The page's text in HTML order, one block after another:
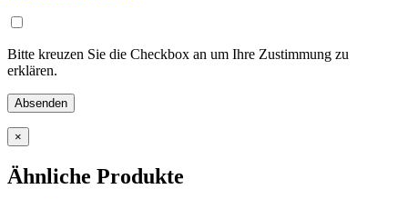
Bitte kreuzen Sie die Checkbox an um Ihre Zustimmung zu
erklären.
×
Ähnliche Produkte